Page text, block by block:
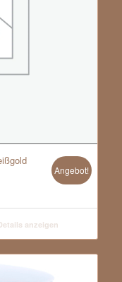
Angebot!
anzeigen